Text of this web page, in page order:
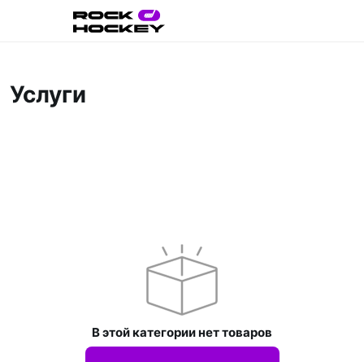
Услуги
В этой категории нет товаров